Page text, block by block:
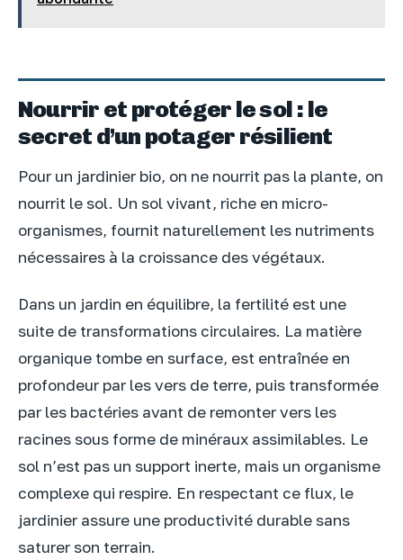
Nourrir et protéger le sol : le
secret d’un potager résilient
Pour un jardinier bio, on ne nourrit pas la plante, on
nourrit le sol. Un sol vivant, riche en micro-
organismes, fournit naturellement les nutriments
nécessaires à la croissance des végétaux.
Dans un jardin en équilibre, la fertilité est une
suite de transformations circulaires. La matière
organique tombe en surface, est entraînée en
profondeur par les vers de terre, puis transformée
par les bactéries avant de remonter vers les
racines sous forme de minéraux assimilables. Le
sol n’est pas un support inerte, mais un organisme
complexe qui respire. En respectant ce flux, le
jardinier assure une productivité durable sans
saturer son terrain.